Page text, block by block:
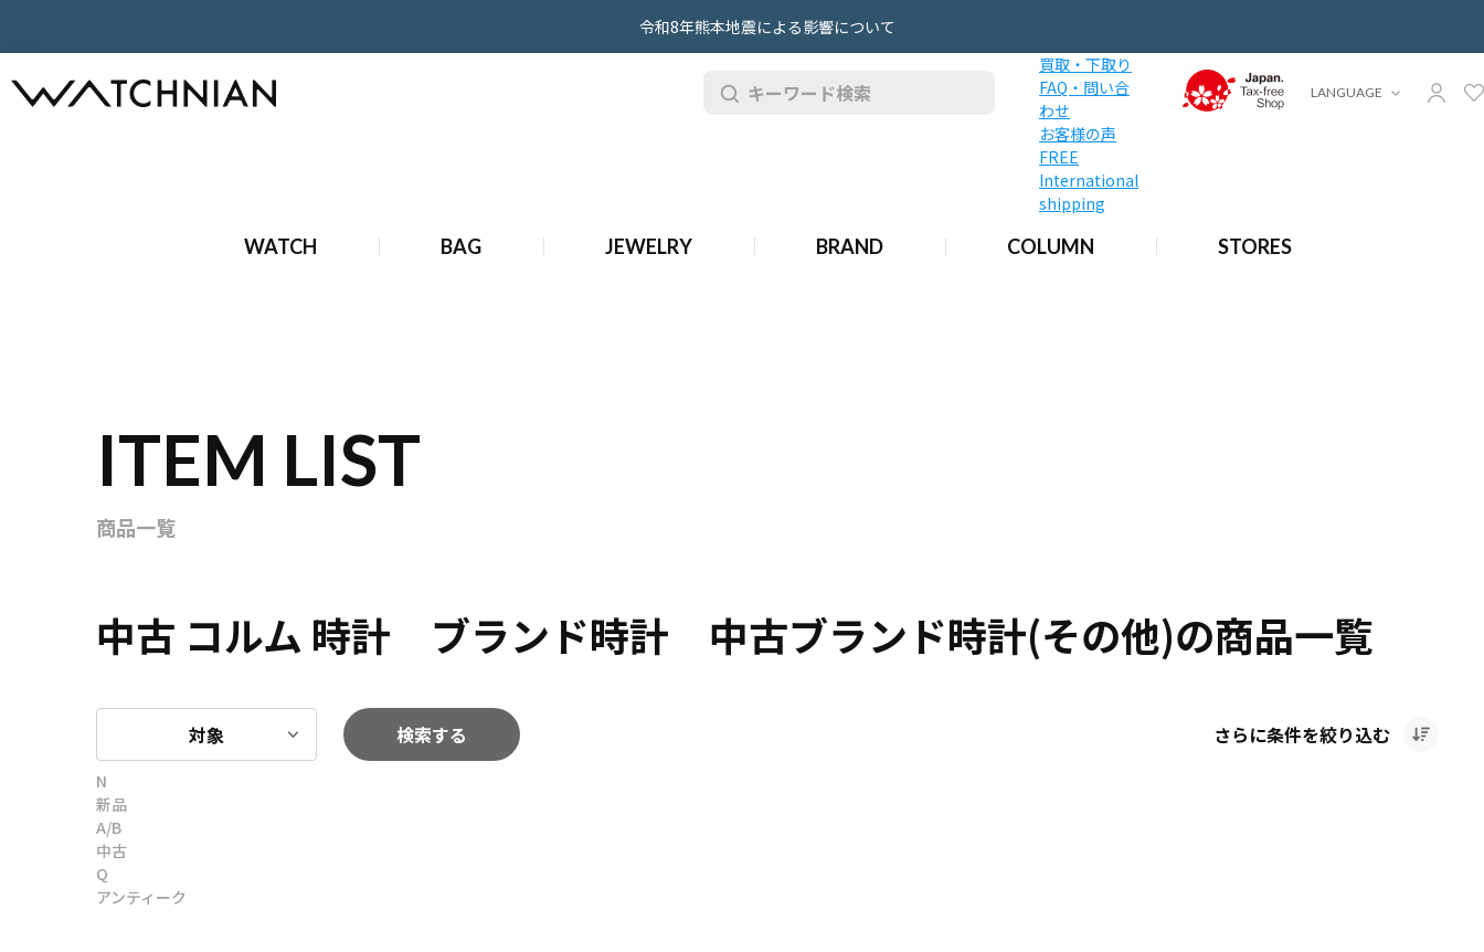
令和8年熊本地震による影響について
買取・下取り
FAQ・問い合
わせ
お客様の声
FREE
International
shipping
WATCH BAG JEWELRY BRAND COLUMN STORES
LANGUAGE
ITEM LIST
商品一覧
中古 コルム 時計 ブランド時計 中古ブランド時計(その他)の商品一覧
対象 検索する さらに条件を絞り込む
N
新品
A/B
中古
Q
アンティーク